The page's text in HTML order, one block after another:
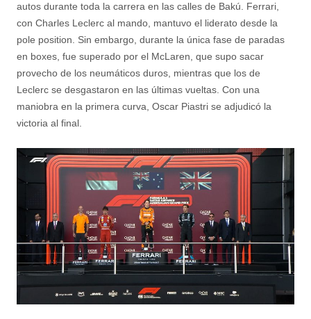
autos durante toda la carrera en las calles de Bakú. Ferrari,
con Charles Leclerc al mando, mantuvo el liderato desde la
pole position. Sin embargo, durante la única fase de paradas
en boxes, fue superado por el McLaren, que supo sacar
provecho de los neumáticos duros, mientras que los de
Leclerc se desgastaron en las últimas vueltas. Con una
maniobra en la primera curva, Oscar Piastri se adjudicó la
victoria al final.